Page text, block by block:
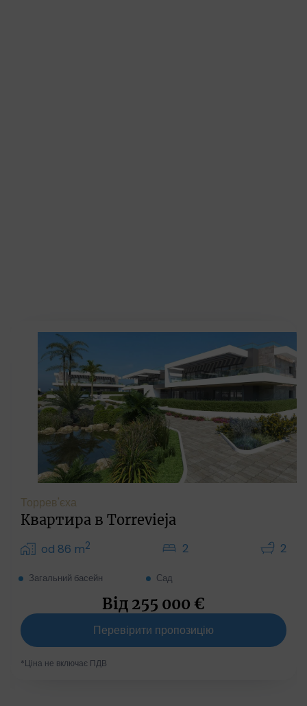
Торрев'єха
Квартира в Torrevieja
od 86 m2 2 2
Загальний басейн Сад
Від 255 000 €
Перевірити пропозицію
*Ціна не включає ПДВ